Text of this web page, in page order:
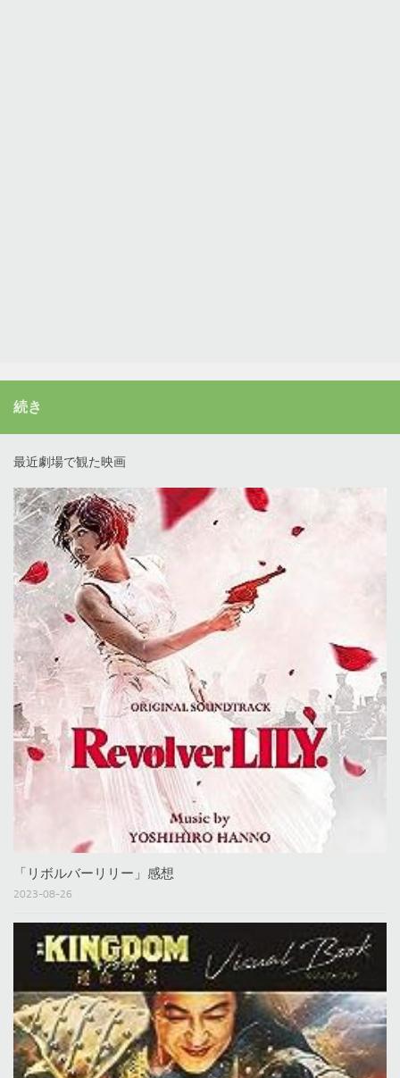
続き
最近劇場で観た映画
「リボルバーリリー」感想
2023-08-26